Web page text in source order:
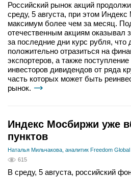
Российский рынок акций
среду, 5 августа, при этом
максимум более чем за месяц.
отечественным акциям оказывал
за последние дни курс рубля, что
положительно отразиться на
экспортеров, а также поступление
инвесторов дивидендов от ряда
часть которых может быть
рынок.
Индекс Мосбиржи уже
пунктов
Наталья Мильчакова, аналитик Freedom Global
615
В среду, 5 августа, российский